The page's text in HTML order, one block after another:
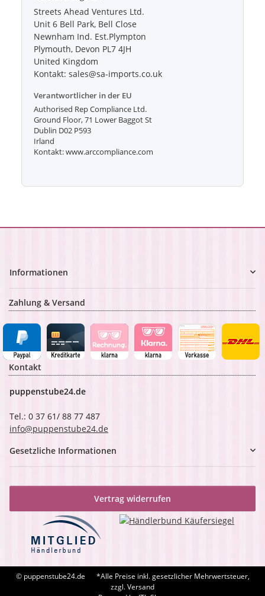
Streets Ahead Ventures Ltd.
Unit 6 Bell Park, Bell Close
Newnham Ind. Est.Plympton
Plymouth, Devon PL7 4JH
United Kingdom
Kontakt: sales@sa-imports.co.uk
Verantwortlicher in der EU
Authorised Rep Compliance Ltd.
Ground Floor, 71 Lower Baggot St
Dublin D02 P593
Irland
Kontakt: www.arccompliance.com
Informationen
Zahlung & Versand
Kontakt
puppenstube24.de
Tel.: 0 37 61/ 88 77 487
info@puppenstube24.de
Gesetzliche Informationen
Vertrag widerrufen
© puppenstube24.de
*Alle Preise inkl. gesetzlicher Mehrwertsteuer,
zzgl. Versand